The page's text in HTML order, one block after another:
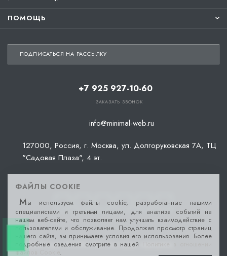
ПОМОЩЬ
ПОДПИСАТЬСЯ НА РАССЫЛКУ
+7 925 927-10-60
ЗАКАЗАТЬ ЗВОНОК
info@minimal-web.ru
127000, Россия, г. Москва, ул. Долгоруковская 7А, ТЦ
"Садовая Плаза", 4 эт.
2026 © Веб-студия MINIMAL-WEB. Все права защищены.
ФАЙЛЫ COOKIE
Мы используем файлы cookie, разработанные нашими
специалистами и третьими лицами, для анализа событий на
нашем веб-сайте, что позволяет нам улучшать взаимодействие с
пользователями и обслуживание. Продолжая просмотр страниц
нашего сайта, вы принимаете условия его использования. Более
подробные сведения смотрите в нашей
файлов Cookie .